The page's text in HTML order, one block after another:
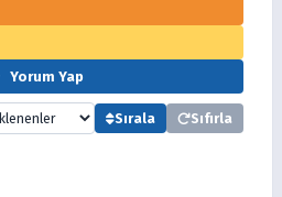
Yorum Yap
Sırala Sıfırla